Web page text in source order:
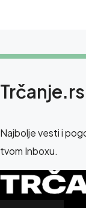
Najbolje vesti i
tvom Inboxu.